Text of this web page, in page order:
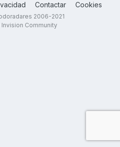
Contactar Cookies
2006-2021
Community